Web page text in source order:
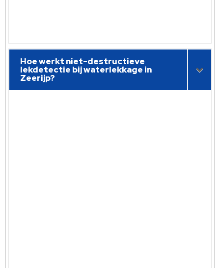
Hoe werkt niet-destructieve
lekdetectie bij waterlekkage in
Zeerijp?